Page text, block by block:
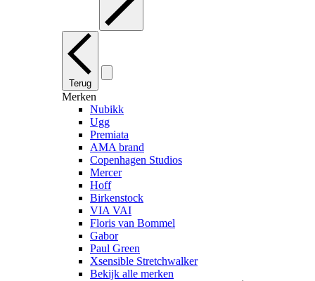
Terug
Merken
Nubikk
Ugg
Premiata
AMA brand
Copenhagen Studios
Mercer
Hoff
Birkenstock
VIA VAI
Floris van Bommel
Gabor
Paul Green
Xsensible Stretchwalker
Bekijk alle merken